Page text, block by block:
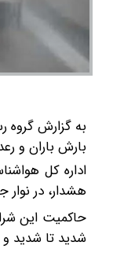
به گزارش گروه
بارش باران و
اداره کل
هشدار، در
شدید تا شدید